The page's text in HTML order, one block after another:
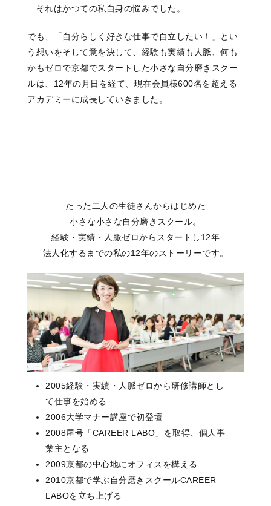
…それはかつての私自身の悩みでした。
でも、「自分らしく好きな仕事で自立したい！」とい
う想いをそして意を決して、経験も実績も人脈、何も
かもゼロで京都でスタートした小さな自分磨きスクー
ルは、12年の月日を経て、現在会員様600名を超える
アカデミーに成長していきました。
たった二人の生徒さんからはじめた
小さな小さな自分磨きスクール。
経験・実績・人脈ゼロからスタートし12年
法人化するまでの私の12年のストーリーです。
2005経験・実績・人脈ゼロから研修講師とし
て仕事を始める
2006大学マナー講座で初登壇
2008屋号「CAREER LABO」を取得、個人事
業主となる
2009京都の中心地にオフィスを構える
2010京都で学ぶ自分磨きスクールCAREER
LABOを立ち上げる